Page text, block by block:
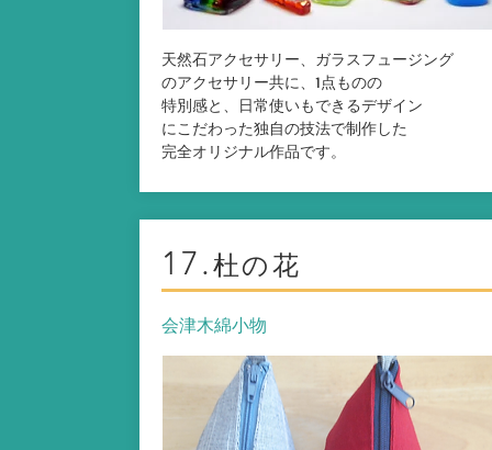
天然石アクセサリー、ガラスフュージング
のアクセサリー共に、1点ものの
特別感と、日常使いもできるデザイン
にこだわった独自の技法で制作した
完全オリジナル作品です。
17.杜の花
​会津木綿小物